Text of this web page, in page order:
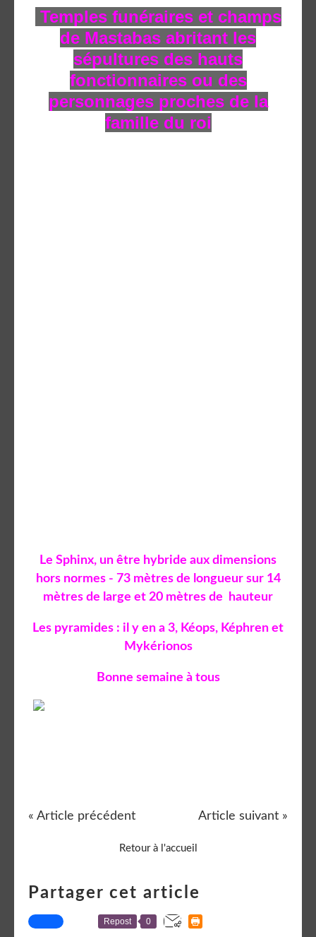
Temples funéraires et champs
de Mastabas abritant les
sépultures des hauts
fonctionnaires ou des
personnages proches de la
famille du roi
Le Sphinx, un être hybride aux dimensions
hors normes - 73 mètres de longueur sur 14
mètres de large et 20 mètres de hauteur
Les pyramides : il y en a 3, Kéops, Képhren et
Mykérionos
Bonne semaine à tous
« Article précédent Article suivant »
Retour à l'accueil
Partager cet article
Repost 0